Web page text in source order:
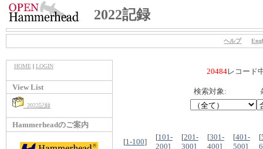
2022記録
ヘルプ
HOME| LOGIN
View List
2022記録
Hammerheadのご案内
20484レコード
検索対象:
[1-100]
[101-
200]
[201-
300]
[301-
400]
[401-
500]
[